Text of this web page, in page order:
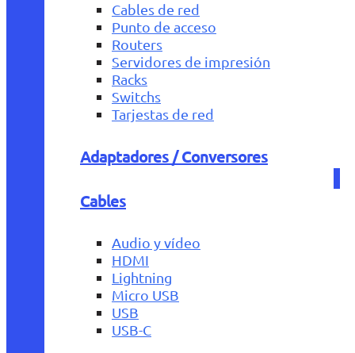
Cables de red
Punto de acceso
Routers
Servidores de impresión
Racks
Switchs
Tarjestas de red
Adaptadores / Conversores
Cables
Audio y vídeo
HDMI
Lightning
Micro USB
USB
USB-C